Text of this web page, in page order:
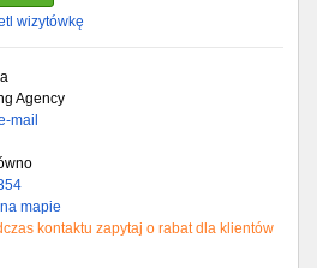
wizytówkę
Agency
mail
mapie
kontaktu zapytaj o rabat dla klientów